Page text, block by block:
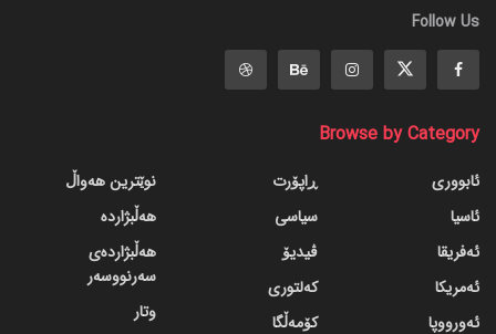
Follow Us
Browse by Category
ئابووری
ئاسیا
ئەفریقا
ئەمریکا
ئەورووپا
ڕاپۆرت
سیاسی
ڤیدیۆ
کەلتوری
کۆمەڵگا
نوێترین هەواڵ
هەڵبژاردە
هەڵبژاردەی
سەرنووسەر
وتار